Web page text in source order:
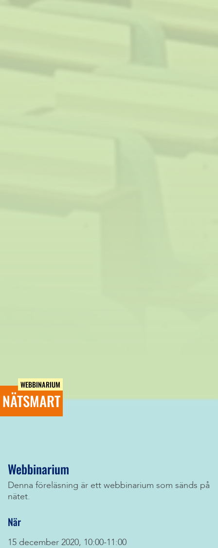
WEBBINARIUM
NÄTSMART
Webbinarium
Denna föreläsning är ett webbinarium som sänds på
nätet.
När
15 december 2020, 10:00-11:00